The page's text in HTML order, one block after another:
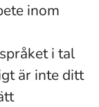
inom
i tal
är inte ditt